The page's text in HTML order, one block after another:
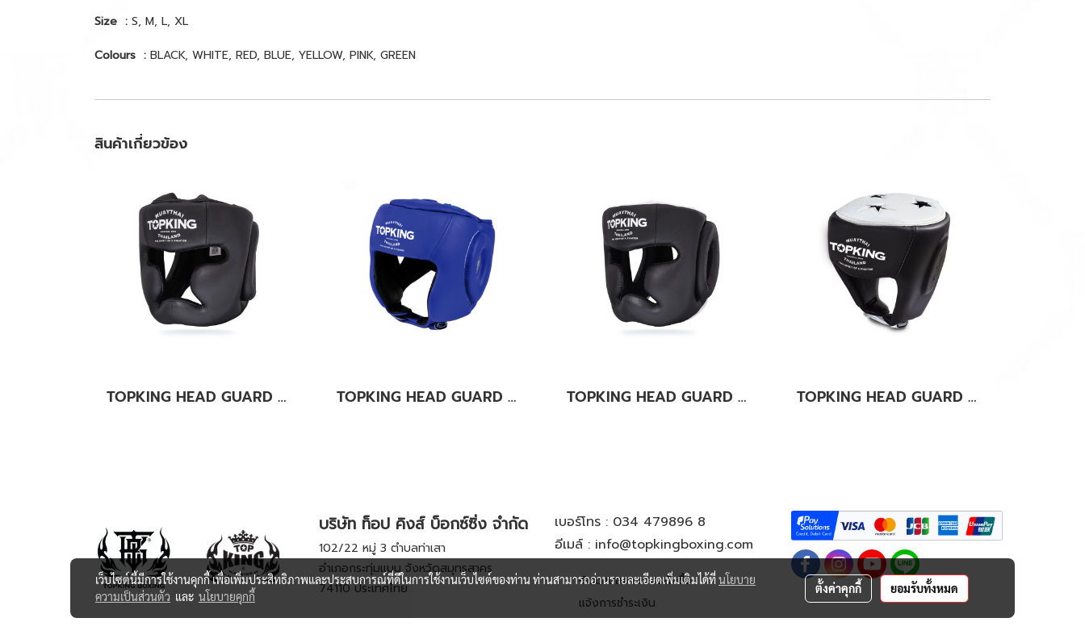
Size : S, M, L, XL
Colours : BLACK, WHITE, RED, BLUE, YELLOW, PINK, GREEN
สินค้าเกี่ยวข้อง
TOPKING HEAD GUARD BLACK “EXTRA COVERAGE” TRAINING LACE-UP & VELCRO CLOSURE TOPKING HEAD GUARD BLUE OPEN CHIN TOPKING HEAD GUARD BLACK WHITE “EXTRA COVERAGE” TRAINING LACE-UP & VELCRO CLOSURE TOPKING HEAD GUARD BLACK WHITE "SUPER" COMPETITION
บริษัท ท็อป คิงส์ บ็อกซ์ซิ่ง จำกัด
102/22 หมู่ 3 ตำบลท่าเสา
อำเภอกระทุ่มแบน จังหวัดสมุทรสาคร
74110 ประเทศไทย
เบอร์โทร : 034 479896 8
อีเมล์ : info@topkingboxing.com
ติดตามสถานะการสั่งซื้อ
แจ้งการชำระเงิน
เว็บไซต์นี้มีการใช้งานคุกกี้ เพื่อเพิ่มประสิทธิภาพและประสบการณ์ที่ดีในการใช้งานเว็บไซต์ของท่าน ท่านสามารถอ่านรายละเอียดเพิ่มเติมได้ที่นโยบาย
ความเป็นส่วนตัว และ นโยบายคุกกี้
ตั้งค่าคุกกี้ ยอมรับทั้งหมด